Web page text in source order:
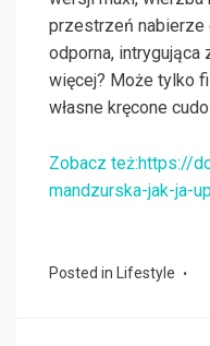
przestrzeń nabierze
odporna,
więcej? Może tylko
własne kręcone
Zobacz też:https://
mandzurska-jak-ja-
Posted in Lifestyle